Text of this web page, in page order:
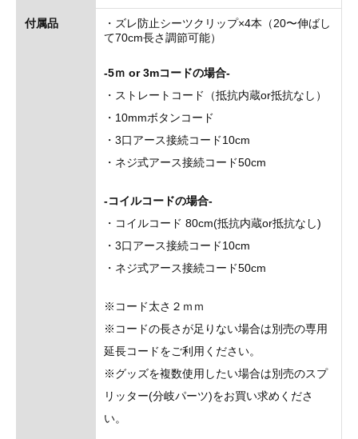
付属品
・ズレ防止シーツクリップ×4本（20〜伸ばし
て70cm長さ調節可能）
-5ｍ or 3mコードの場合-
・ストレートコード（抵抗内蔵or抵抗なし）
・10mmボタンコード
・3口アース接続コード10cm
・ネジ式アース接続コード50cm
-コイルコードの場合-
・コイルコード 80cm(抵抗内蔵or抵抗なし)
・3口アース接続コード10cm
・ネジ式アース接続コード50cm
※コード太さ２ｍｍ
※コードの長さが足りない場合は別売の専用
延長コードをご利用ください。
※グッズを複数使用したい場合は別売のスプ
リッター(分岐パーツ)をお買い求めくださ
い。